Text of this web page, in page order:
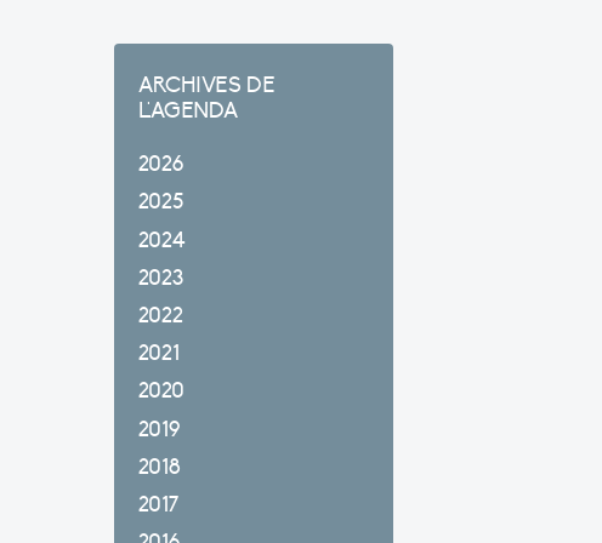
ARCHIVES DE
L'AGENDA
2026
2025
2024
2023
2022
2021
2020
2019
2018
2017